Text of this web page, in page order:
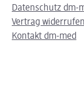
Datenschutz dm-
Vertrag
Kontakt dm-med